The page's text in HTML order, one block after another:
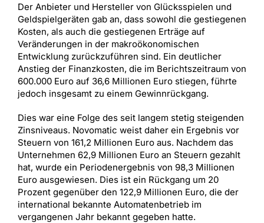
Der Anbieter und Hersteller von Glücksspielen und
Geldspielgeräten gab an, dass sowohl die gestiegenen
Kosten, als auch die gestiegenen Erträge auf
Veränderungen in der makroökonomischen
Entwicklung zurückzuführen sind. Ein deutlicher
Anstieg der Finanzkosten, die im Berichtszeitraum von
600.000 Euro auf 36,6 Millionen Euro stiegen, führte
jedoch insgesamt zu einem Gewinnrückgang.
Dies war eine Folge des seit langem stetig steigenden
Zinsniveaus. Novomatic weist daher ein Ergebnis vor
Steuern von 161,2 Millionen Euro aus. Nachdem das
Unternehmen 62,9 Millionen Euro an Steuern gezahlt
hat, wurde ein Periodenergebnis von 98,3 Millionen
Euro ausgewiesen. Dies ist ein Rückgang um 20
Prozent gegenüber den 122,9 Millionen Euro, die der
international bekannte Automatenbetrieb im
vergangenen Jahr bekannt gegeben hatte.